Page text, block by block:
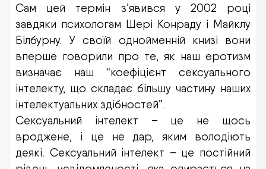
Сам цей термін з’явився у 2002 році
завдяки психологам Шері Конраду і Майклу
Білбурну. У своїй однойменній книзі вони
вперше говорили про те, як наш еротизм
визначає наш “коефіцієнт сексуального
інтелекту, що складає більшу частину наших
інтелектуальних здібностей”.
Сексуальний інтелект – це не щось
вроджене, і це не дар, яким володіють
деякі. Сексуальний інтелект – це постійний